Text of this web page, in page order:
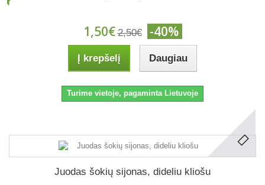
1,50€ 2,50€ -40%
Į krepšelį Daugiau
Turime vietoje, pagaminta Lietuvoje
Juodas šokių sijonas, dideliu kliošu